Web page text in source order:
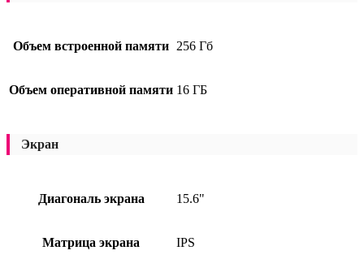
Объем встроенной памяти 256 Гб
Объем оперативной памяти 16 ГБ
Экран
Диагональ экрана 15.6"
Матрица экрана IPS